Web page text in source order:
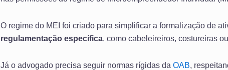
O regime do MEI foi criado para simplificar a formalização de
regulamentação específica, como cabeleireiros, costureiras
Já o advogado precisa seguir normas rígidas da OAB,